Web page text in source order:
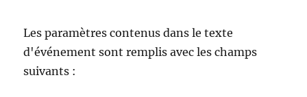
Les paramètres contenus dans le texte
d'événement sont remplis avec les champs
suivants :